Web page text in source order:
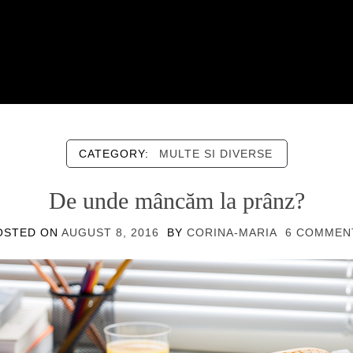
CATEGORY: MULTE SI DIVERSE
De unde mâncăm la prânz?
ON AUGUST 8, 2016 BY CORINA-MARIA 6